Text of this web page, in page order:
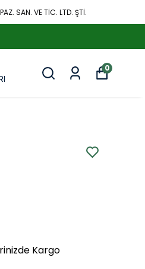
SAN. VE TİC. LTD. ŞTİ.
0
Kargo